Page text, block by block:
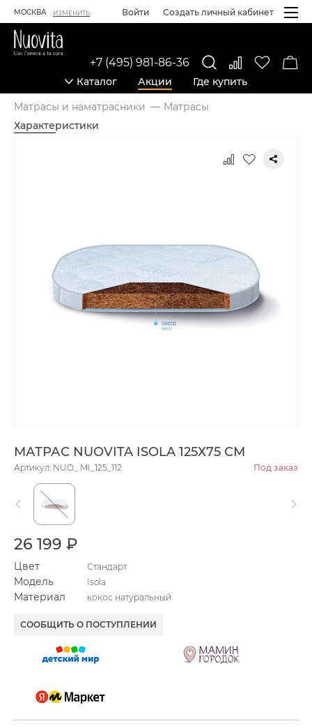
МОСКВА ИЗМЕНИТЬ Войти Создать личный кабинет
Каталог Акции Где купить
+7 (495) 981-86-36
Матрасы и наматрасники
Матрасы
Характеристики
МАТРАС NUOVITA ISOLA 125Х75 СМ
Артикул: NUO_ MI_125_112 Под заказ
26 199 ₽
Цвет Стандарт
Модель Isola
Материал кокос натуральный
СООБЩИТЬ О ПОСТУПЛЕНИИ